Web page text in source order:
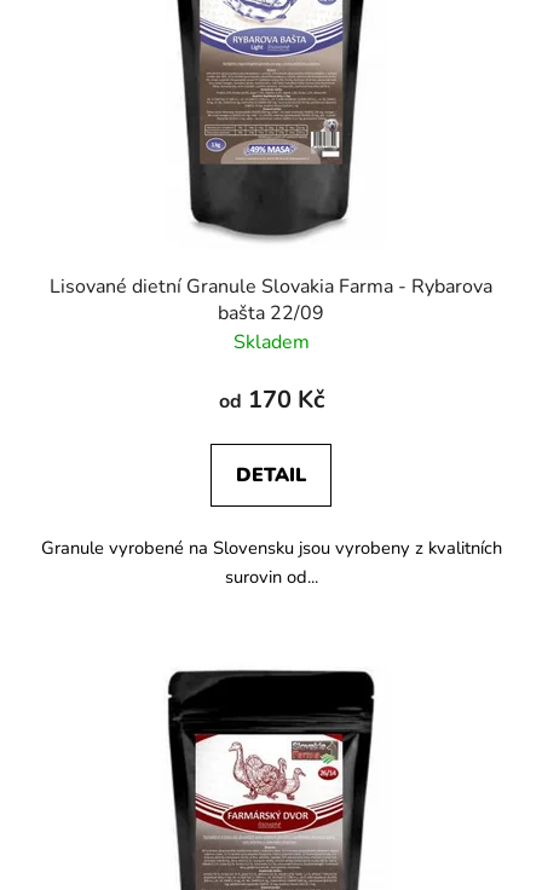
Lisované dietní Granule Slovakia Farma - Rybarova
bašta 22/09
Skladem
od 170 Kč
DETAIL
Granule vyrobené na Slovensku jsou vyrobeny z kvalitních
surovin od...